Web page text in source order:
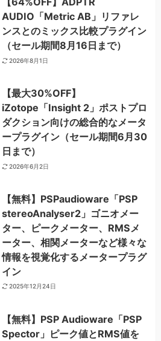
AUDIO「Metric AB」リファレ
ンスとのミックス比較プラグイン
（セール期間8月16日まで）
2026年8月1日
【最大30%OFF】
iZotope「Insight 2」ポストプロ
ダクション向けの総合的なメータ
ープラグイン（セール期間6月30
日まで）
2026年6月2日
【無料】PSPaudioware「PSP
stereoAnalyser2」ゴニオメー
ター、ピークメーター、RMSメ
ーター、相関メーターなど様々な
情報を視覚化するメータープラグ
イン
2025年12月24日
【無料】PSP Audioware「PSP
Spector」ピーク値とRMS値を